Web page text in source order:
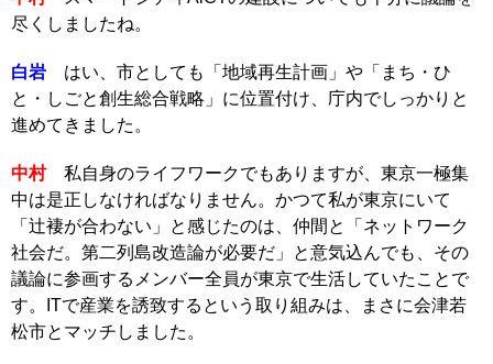
尽くしましたね。
白岩 はい、市としても「地域再生計画」や「まち・ひ
と・しごと創生総合戦略」に位置付け、庁内でしっかりと
進めてきました。
中村私自身のライフワークでもありますが、東京一極集
中は是正しなければなりません。かつて私が東京にいて
「辻褄が合わない」と感じたのは、仲間と「ネットワーク
社会だ。第二列島改造論が必要だ」と意気込んでも、その
議論に参画するメンバー全員が東京で生活していたことで
す。ITで産業を誘致するという取り組みは、まさに会津若
松市とマッチしました。